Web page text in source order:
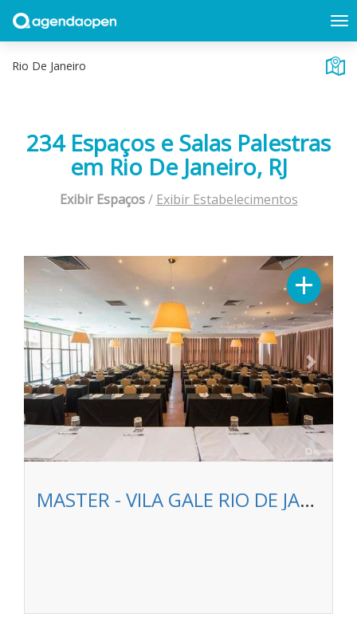
234 Espaços e Salas Palestras
em Rio De Janeiro, RJ
Exibir Espaços/ Exibir Estabelecimentos
+
Previous Next
MASTER - VILA GALE RIO DE JANEIRO